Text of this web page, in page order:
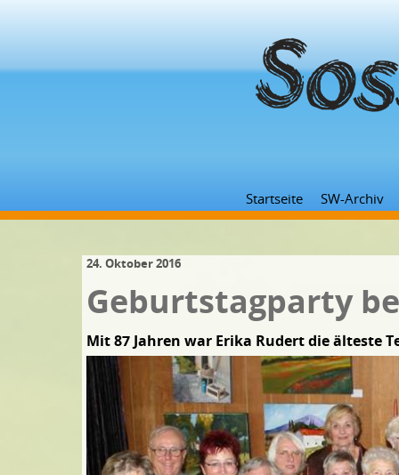
Startseite SW-Archiv
24. Oktober 2016
Geburtstagparty
Mit 87 Jahren war Erika Rudert die älteste